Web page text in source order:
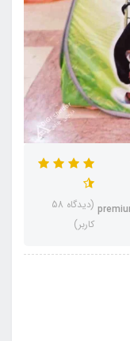
(دیدگاه 58
کاربر)